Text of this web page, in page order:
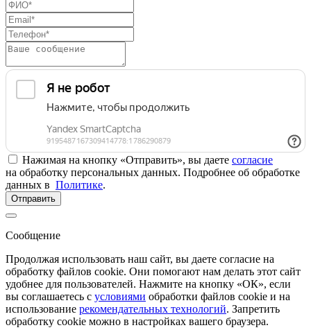
Нажимая на кнопку «Отправить», вы даете согласие
на обработку персональных данных. Подробнее об обработке
данных в Политике.
Отправить
Сообщение
Продолжая использовать наш сайт, вы даете согласие на
обработку файлов cookie. Они помогают нам делать этот сайт
удобнее для пользователей. Нажмите на кнопку «ОК», если
вы соглашаетесь с условиями обработки файлов cookie и на
использование рекомендательных технологий. Запретить
обработку cookie можно в настройках вашего браузера.